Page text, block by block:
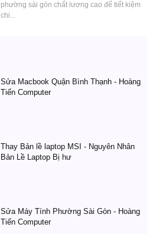
phường sài gòn chất lượng cao để tiết kiệm
chi...
Sửa Macbook Quận Bình Thạnh - Hoàng
Tiến Computer
Thay Bản lề laptop MSI - Nguyên Nhân
Bản Lề Laptop Bị hư
Sửa Máy Tính Phường Sài Gòn - Hoàng
Tiến Computer